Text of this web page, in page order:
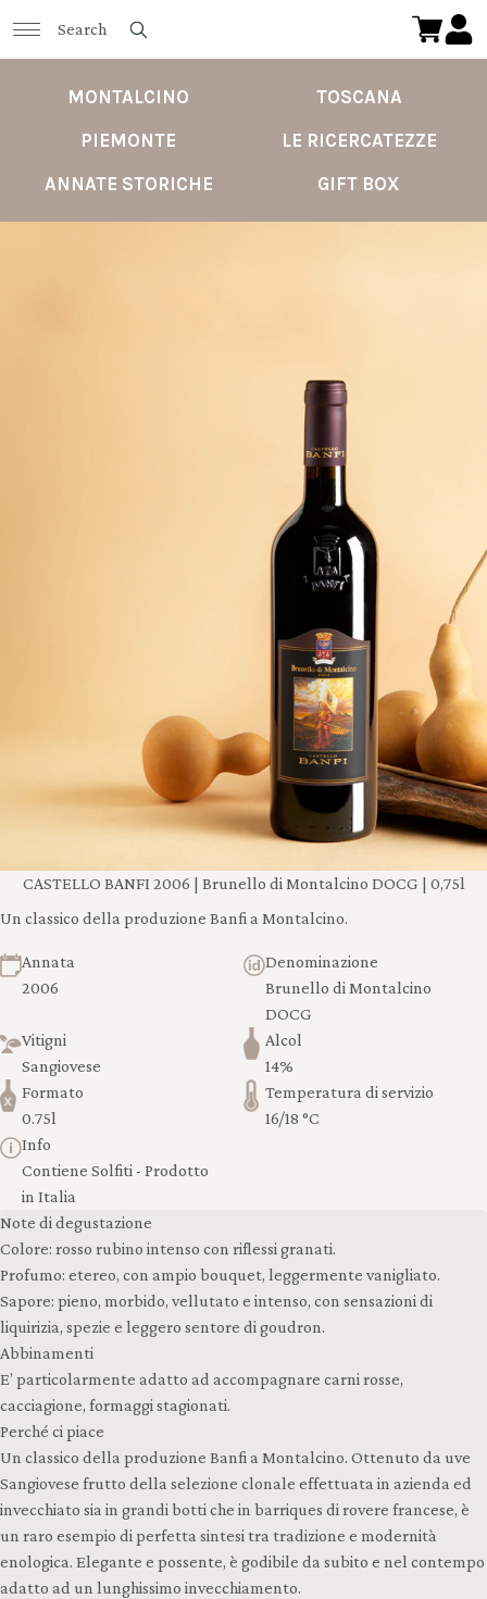
MONTALCINO
TOSCANA
PIEMONTE
LE RICERCATEZZE
ANNATE STORICHE
GIFT BOX
CASTELLO BANFI 2006 | Brunello di Montalcino DOCG | 0,75l
Un classico della produzione Banfi a Montalcino.
Annata
2006
Denominazione
Brunello di Montalcino
DOCG
Vitigni
Sangiovese
Alcol
14%
Formato
0.75l
Temperatura di servizio
16/18 °C
Info
Contiene Solfiti - Prodotto
in Italia
Note di degustazione
Colore: rosso rubino intenso con riflessi granati.
Profumo: etereo, con ampio bouquet, leggermente vanigliato.
Sapore: pieno, morbido, vellutato e intenso, con sensazioni di
liquirizia, spezie e leggero sentore di goudron.
Abbinamenti
E’ particolarmente adatto ad accompagnare carni rosse,
cacciagione, formaggi stagionati.
Perché ci piace
Un classico della produzione Banfi a Montalcino. Ottenuto da uve
Sangiovese frutto della selezione clonale effettuata in azienda ed
invecchiato sia in grandi botti che in barriques di rovere francese, è
un raro esempio di perfetta sintesi tra tradizione e modernità
enologica. Elegante e possente, è godibile da subito e nel contempo
adatto ad un lunghissimo invecchiamento.